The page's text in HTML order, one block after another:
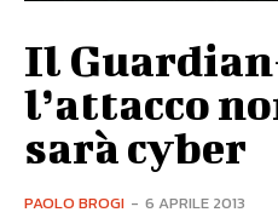
Il
l’attacco
sarà cyber
PAOLO BROGI - 6 APRILE 2013